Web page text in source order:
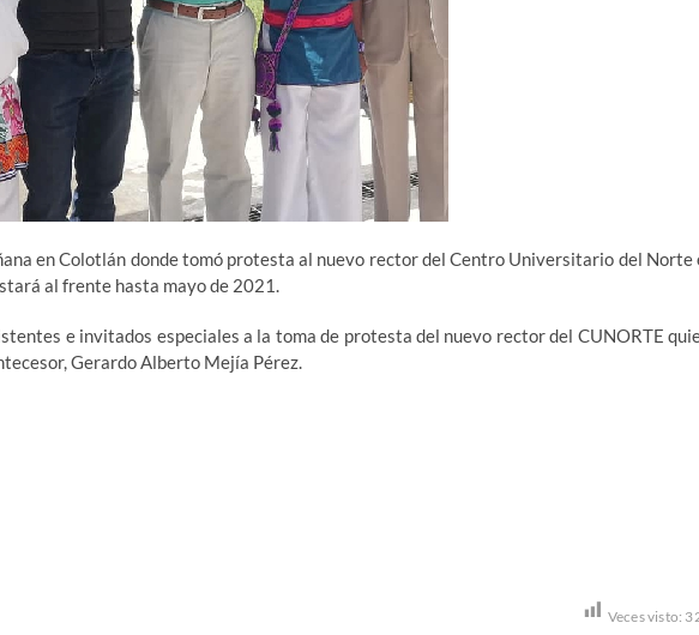
en Colotlán donde tomó protesta al nuevo rector del Centro Universitario del Norte
al frente hasta mayo de 2021.
e invitados especiales a la toma de protesta del nuevo rector del CUNORTE
Gerardo Alberto Mejía Pérez.
Veces visto: